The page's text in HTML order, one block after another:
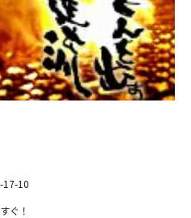
17-10
ぐ！